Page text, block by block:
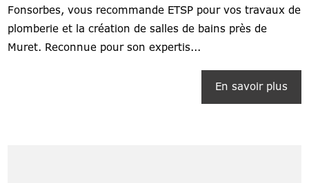
Fonsorbes, vous recommande ETSP pour vos travaux de
plomberie et la création de salles de bains près de
Muret. Reconnue pour son expertis...
En savoir plus